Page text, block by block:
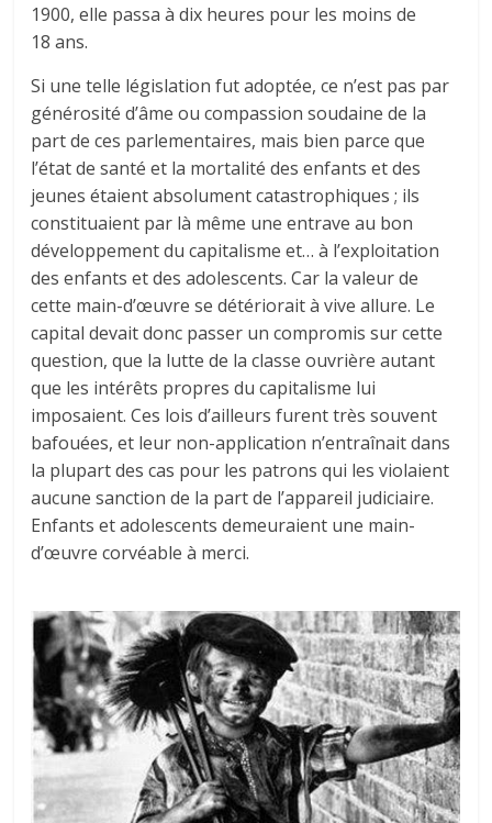
1900, elle passa à dix heures pour les moins de
18 ans.
Si une telle législation fut adoptée, ce n’est pas par
générosité d’âme ou compassion soudaine de la
part de ces parlementaires, mais bien parce que
l’état de santé et la mortalité des enfants et des
jeunes étaient absolument catastrophiques ; ils
constituaient par là même une entrave au bon
développement du capitalisme et… à l’exploitation
des enfants et des adolescents. Car la valeur de
cette main-d’œuvre se détériorait à vive allure. Le
capital devait donc passer un compromis sur cette
question, que la lutte de la classe ouvrière autant
que les intérêts propres du capitalisme lui
imposaient. Ces lois d’ailleurs furent très souvent
bafouées, et leur non-application n’entraînait dans
la plupart des cas pour les patrons qui les violaient
aucune sanction de la part de l’appareil judiciaire.
Enfants et adolescents demeuraient une main-
d’œuvre corvéable à merci.